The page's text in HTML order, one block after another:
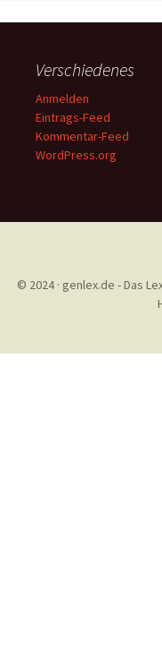
Verschiedenes
Anmelden
Eintrags-Feed
Kommentar-Feed
WordPress.org
© 2024 · genlex.de - Das